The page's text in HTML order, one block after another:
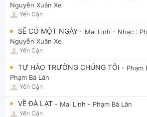
Nguyễn Xuân Xe
Yến Cận
SẼ CÓ MỘT NGÀY - Mai Linh - Nhạc :
Nguyễn Xuân Xe
Yến Cận
TỰ HÀO TRƯỜNG CHÚNG TÔI - Phạm
Phạm Bá Lân
Yến Cận
VỀ ĐÀ LẠT - Mai Linh - Phạm Bá Lân
Yến Cận